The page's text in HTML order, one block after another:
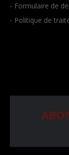
- Formulaire de
- Politique de